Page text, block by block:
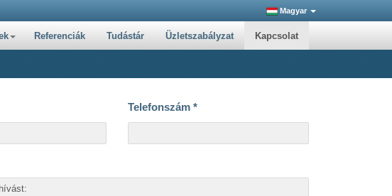
Magyar
Referenciák Tudástár Üzletszabályzat Kapcsolat
Telefonszám *